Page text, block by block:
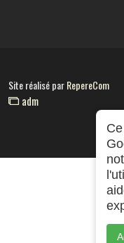
Site réalisé parRepereCom
adm